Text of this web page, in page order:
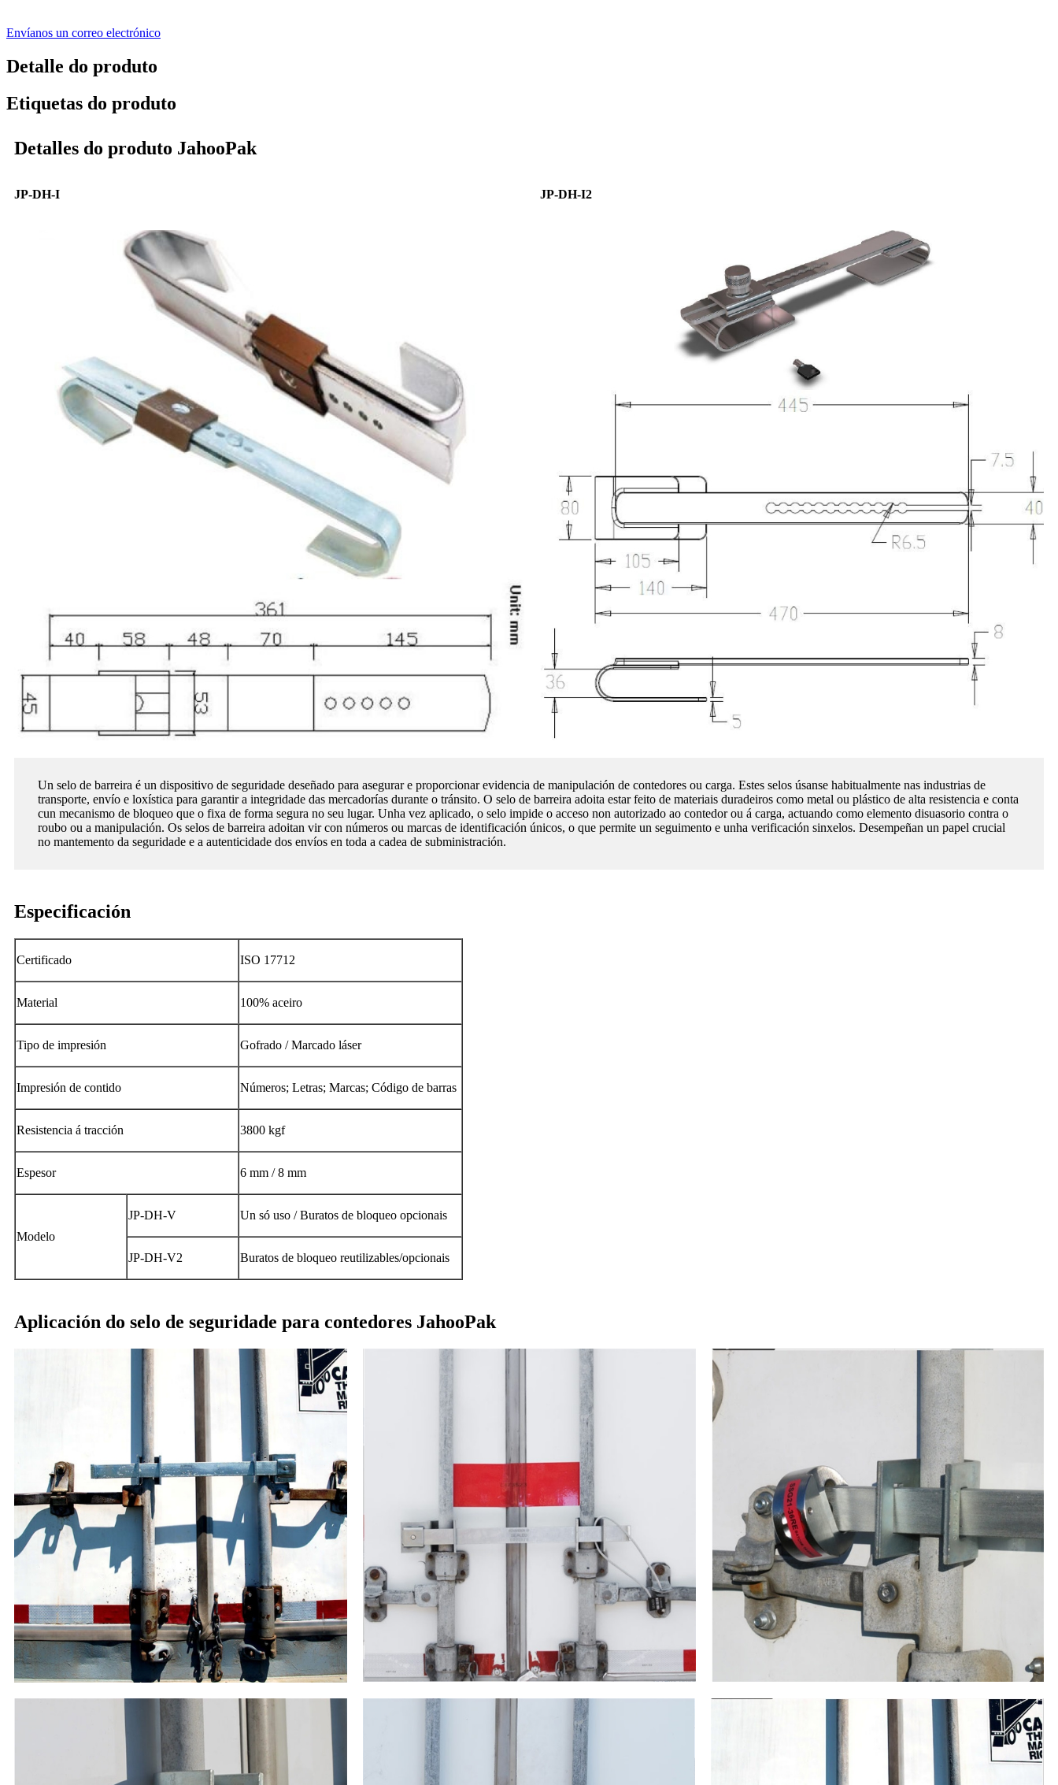
Envíanos un correo electrónico
Detalle do produto
Etiquetas do produto
Detalles do produto JahooPak
JP-DH-I JP-DH-I2
Un selo de barreira é un dispositivo de seguridade deseñado para asegurar e proporcionar evidencia de manipulación de contedores ou carga. Estes selos úsanse habitualmente nas industrias de
transporte, envío e loxística para garantir a integridade das mercadorías durante o tránsito. O selo de barreira adoita estar feito de materiais duradeiros como metal ou plástico de alta resistencia e conta
cun mecanismo de bloqueo que o fixa de forma segura no seu lugar. Unha vez aplicado, o selo impide o acceso non autorizado ao contedor ou á carga, actuando como elemento disuasorio contra o
roubo ou a manipulación. Os selos de barreira adoitan vir con números ou marcas de identificación únicos, o que permite un seguimento e unha verificación sinxelos. Desempeñan un papel crucial
no mantemento da seguridade e a autenticidade dos envíos en toda a cadea de subministración.
Especificación
Certificado ISO 17712
Material 100% aceiro
Tipo de impresión Gofrado / Marcado láser
Impresión de contido Números; Letras; Marcas; Código de barras
Resistencia á tracción 3800 kgf
Espesor 6 mm / 8 mm
Modelo
JP-DH-V Un só uso / Buratos de bloqueo opcionais
JP-DH-V2 Buratos de bloqueo reutilizables/opcionais
Aplicación do selo de seguridade para contedores JahooPak